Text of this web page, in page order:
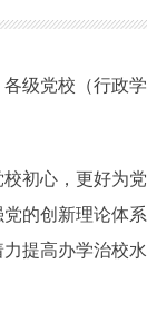
级党校（行政学
初心，更好为党
的创新理论体系
提高办学治校水